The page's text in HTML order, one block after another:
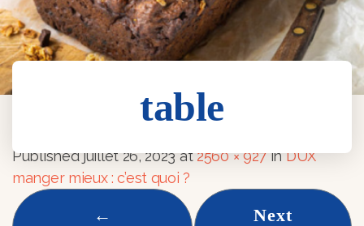
table
Publishedjuillet 26, 2023at2560 × 927inDUX
manger mieux : c’est quoi ?
←
Next